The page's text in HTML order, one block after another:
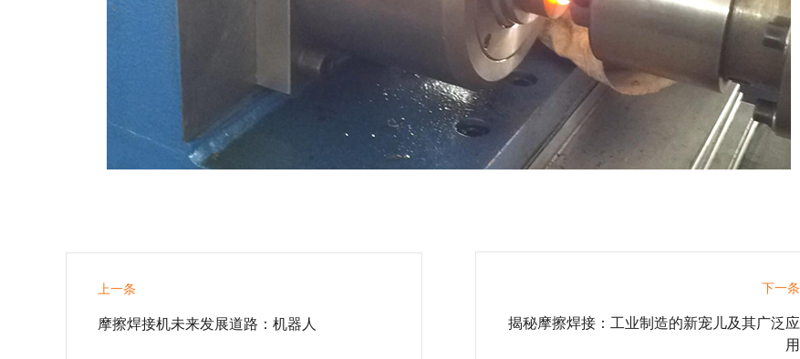
上一条
摩擦焊接机未来发展道路：机器人
下一条
揭秘摩擦焊接：工业制造的新宠儿及其广泛应
用